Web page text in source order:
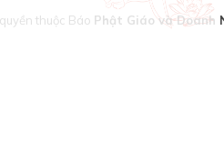
thuộc Báo Phật Giáo và Doanh